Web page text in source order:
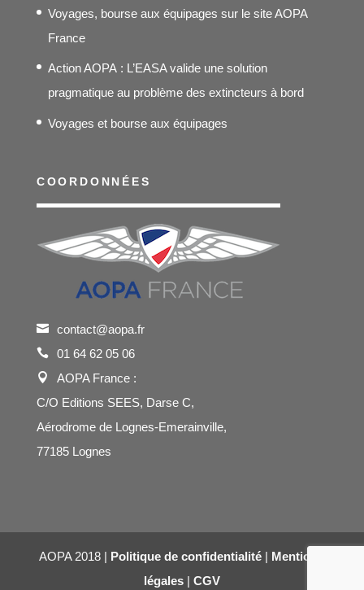
Voyages, bourse aux équipages sur le site AOPA
France
Action AOPA : L’EASA valide une solution
pragmatique au problème des extincteurs à bord
Voyages et bourse aux équipages
COORDONNÉES
contact@aopa.fr
01 64 62 05 06
AOPA France :
C/O Editions SEES, Darse C,
Aérodrome de Lognes-Emerainville,
77185 Lognes
AOPA 2018 | Politique de confidentialité | Mentions
légales| CGV